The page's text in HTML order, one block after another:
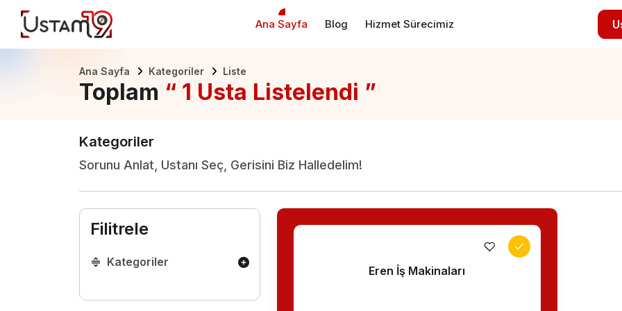
Ana Sayfa Blog Hizmet Sürecimiz
Ana Sayfa Kategoriler Liste
Toplam “ 1 Usta Listelendi ”
Kategoriler
Sorunu Anlat, Ustanı Seç, Gerisini Biz Halledelim!
Filitrele
Kategoriler
Eren İş Makinaları